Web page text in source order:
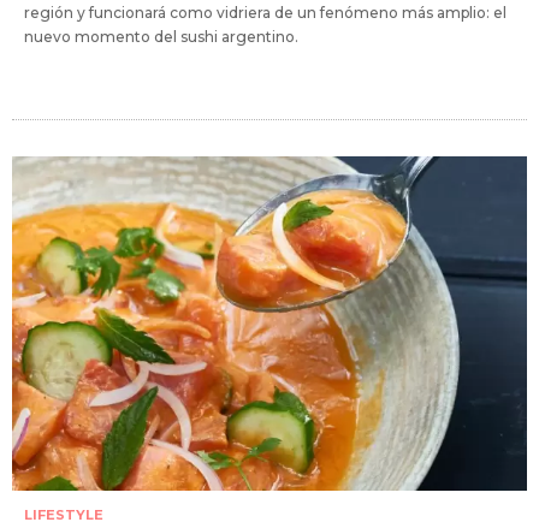
región y funcionará como vidriera de un fenómeno más amplio: el
nuevo momento del sushi argentino.
LIFESTYLE